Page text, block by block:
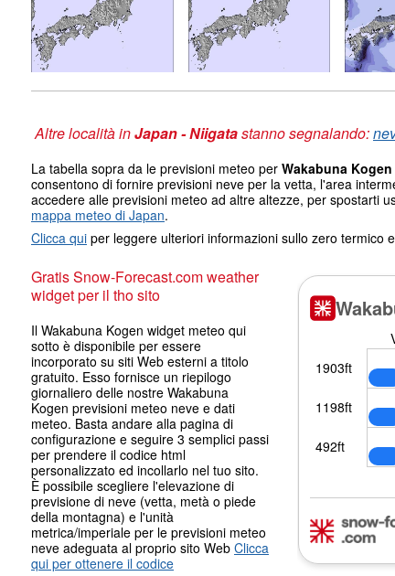
Altre località inJapan - Niigatastanno segnalando:
La tabella sopra da le previsioni meteo per Wakabuna Kogen
consentono di fornire previsioni neve per la vetta, l'area
accedere alle previsioni meteo ad altre altezze, per spostarti
mappa meteo di Japan.
Clicca qui per leggere ulteriori informazioni sullo zero termico
Gratis Snow-Forecast.com weather
widget per il tho sito
Il Wakabuna Kogen widget meteo qui
sotto è disponibile per essere
incorporato su siti Web esterni a titolo
gratuito. Esso fornisce un riepilogo
giornaliero delle nostre Wakabuna
Kogen previsioni meteo neve e dati
meteo. Basta andare alla pagina di
configurazione e seguire 3 semplici passi
per prendere il codice html
personalizzato ed incollarlo nel tuo sito.
È possibile scegliere l'elevazione di
previsione di neve (vetta, metà o piede
della montagna) e l'unità
metrica/imperiale per le previsioni meteo
neve adeguata al proprio sito Web Clicca
qui per ottenere il codice